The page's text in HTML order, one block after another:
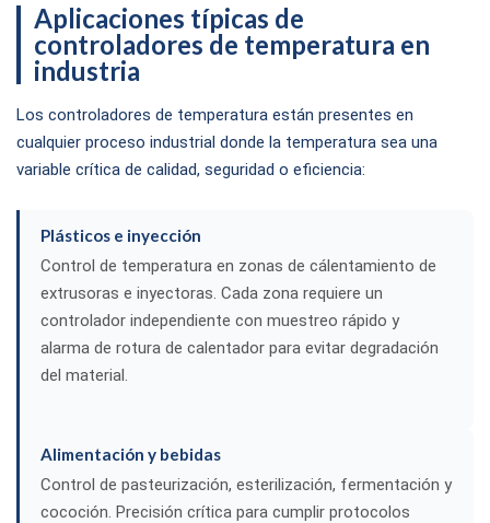
Aplicaciones típicas de
controladores de temperatura en
industria
Los controladores de temperatura están presentes en
cualquier proceso industrial donde la temperatura sea una
variable crítica de calidad, seguridad o eficiencia:
Plásticos e inyección
Control de temperatura en zonas de cálentamiento de
extrusoras e inyectoras. Cada zona requiere un
controlador independiente con muestreo rápido y
alarma de rotura de calentador para evitar degradación
del material.
Alimentación y bebidas
Control de pasteurización, esterilización, fermentación y
cococión. Precisión crítica para cumplir protocolos